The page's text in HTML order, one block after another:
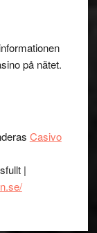
på nätet.
Casivo
|